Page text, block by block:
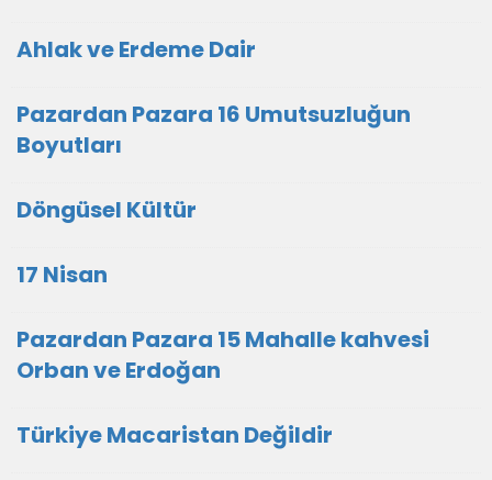
Ahlak ve Erdeme Dair
Pazardan Pazara 16 Umutsuzluğun
Boyutları
Döngüsel Kültür
17 Nisan
Pazardan Pazara 15 Mahalle kahvesi
Orban ve Erdoğan
Türkiye Macaristan Değildir